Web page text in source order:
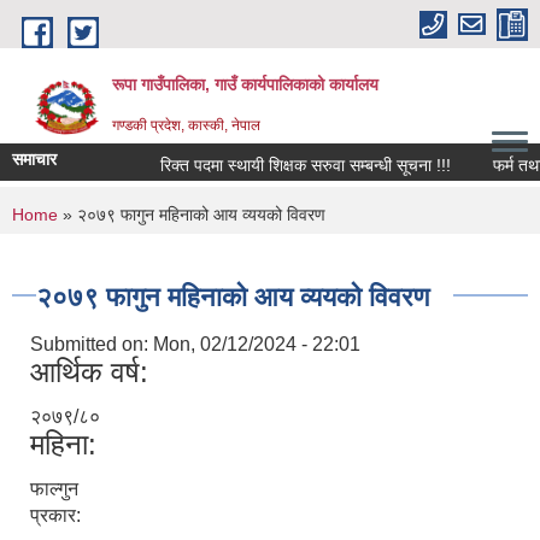
Skip to main content
रूपा गाउँपालिका, गाउँ कार्यपालिकाको कार्यालय
गण्डकी प्रदेश, कास्की, नेपाल
समाचार रिक्त पदमा स्थायी शिक्षक सरुवा सम्बन्धी सूचना !!! फर्म तथा
You are here
Home » २०७९ फागुन महिनाको आय व्ययको विवरण
२०७९ फागुन महिनाको आय व्ययको विवरण
Submitted on: Mon, 02/12/2024 - 22:01
आर्थिक वर्ष:
२०७९/८०
महिना:
फाल्गुन
प्रकार: